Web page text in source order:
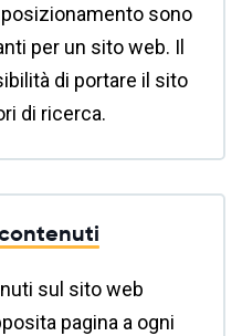
sono
per un sito web. Il
di portare il sito
di ricerca.
sul sito web
pagina a ogni